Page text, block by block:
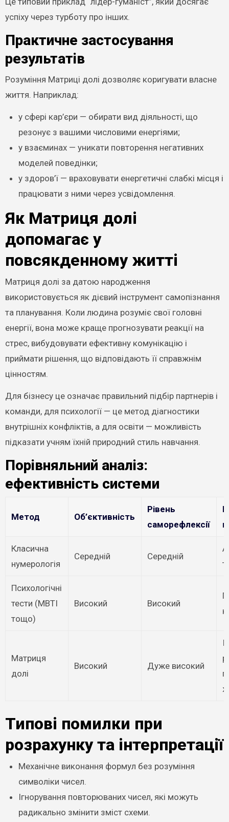
успіху через турботу про інших.
Практичне застосування
результатів
Розуміння Матриці долі дозволяє коригувати власне
життя. Наприклад:
у сфері кар’єри — обирати вид діяльності, що
резонує з вашими числовими енергіями;
у взаєминах — уникати повторення негативних
моделей поведінки;
у здоров’ї — враховувати енергетичні слабкі місця і
працювати з ними через усвідомлення.
Як Матриця долі
допомагає у
повсякденному житті
Матриця долі за датою народження
використовується як дієвий інструмент самопізнання
та планування. Коли людина розуміє свої головні
енергії, вона може краще прогнозувати реакції на
стрес, вибудовувати ефективну комунікацію і
приймати рішення, що відповідають її справжнім
цінностям.
Для бізнесу це означає правильний підбір партнерів і
команди, для психології — це метод діагностики
внутрішніх конфліктів, а для освіти — можливість
підказати учням їхній природний стиль навчання.
Порівняльний аналіз:
ефективність системи
Метод Об’єктивність
Рівень
саморефлексії
Класична
нумерологія
Середній Середній
Психологічні
тести (MBTI
тощо)
Високий Високий
Матриця
долі
Високий Дуже високий
Типові помилки при
розрахунку та інтерпретації
Механічне виконання формул без розуміння
символіки чисел.
Ігнорування повторюваних чисел, які можуть
радикально змінити зміст схеми.